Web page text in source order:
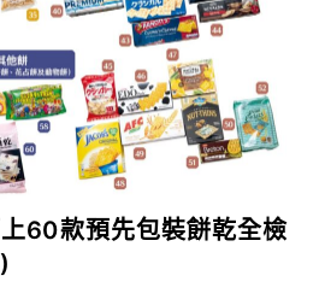
60款預先包裝餅乾全檢